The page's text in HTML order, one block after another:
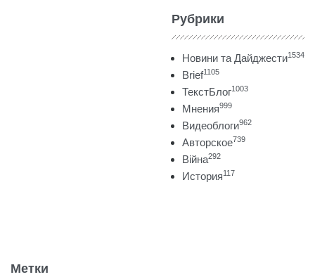
Рубрики
Новини та Дайджести1534
Brief1105
ТекстБлог1003
Мнения999
Видеоблоги962
Авторское739
Війна292
История117
Метки